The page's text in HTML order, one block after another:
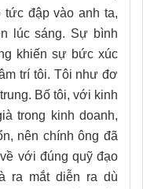
đập vào anh ta,
lúc sáng. Sự bình
khiến sự bức xúc
trí tôi. Tôi như đơ
Bố tôi, với kinh
trong kinh doanh,
nên chính ông đã
với đúng quỹ đạo
ra mắt diễn ra dù